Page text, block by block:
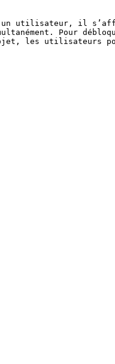
utilisateur, il
Pour
les utilisateurs